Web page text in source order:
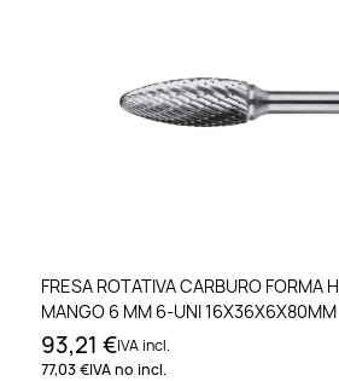
FRESA ROTATIVA CARBURO FORMA
MANGO 6 MM 6-UNI 16X36X6X80MM
93,21 €IVA incl.
77,03 €IVA no incl.